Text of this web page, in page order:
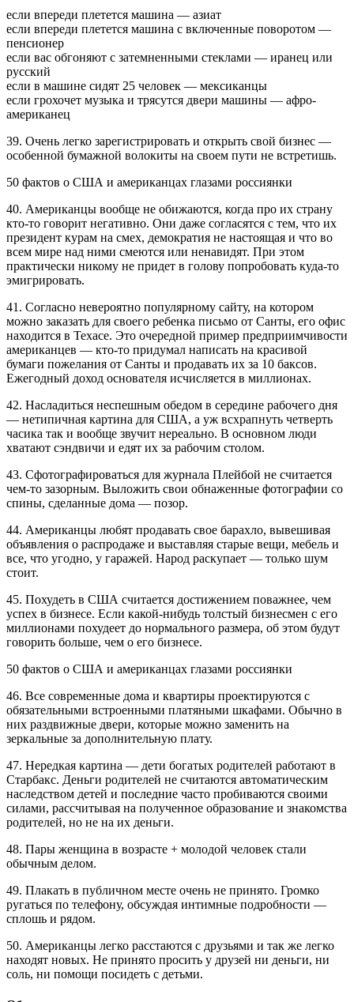
если впереди плетется машина — азиат
если впереди плетется машина с включенные поворотом —
пенсионер
если вас обгоняют с затемненными стеклами — иранец или
русский
если в машине сидят 25 человек — мексиканцы
если грохочет музыка и трясутся двери машины — афро-
американец
39. Очень легко зарегистрировать и открыть свой бизнес —
особенной бумажной волокиты на своем пути не встретишь.
50 фактов о США и американцах глазами россиянки
40. Американцы вообще не обижаются, когда про их страну
кто-то говорит негативно. Они даже согласятся с тем, что их
президент курам на смех, демократия не настоящая и что во
всем мире над ними смеются или ненавидят. При этом
практически никому не придет в голову попробовать куда-то
эмигрировать.
41. Согласно невероятно популярному сайту, на котором
можно заказать для своего ребенка письмо от Санты, его офис
находится в Техасе. Это очередной пример предприимчивости
американцев — кто-то придумал написать на красивой
бумаги пожелания от Санты и продавать их за 10 баксов.
Ежегодный доход основателя исчисляется в миллионах.
42. Насладиться неспешным обедом в середине рабочего дня
— нетипичная картина для США, а уж всхрапнуть четверть
часика так и вообще звучит нереально. В основном люди
хватают сэндвичи и едят их за рабочим столом.
43. Сфотографироваться для журнала Плейбой не считается
чем-то зазорным. Выложить свои обнаженные фотографии со
спины, сделанные дома — позор.
44. Американцы любят продавать свое барахло, вывешивая
объявления о распродаже и выставляя старые вещи, мебель и
все, что угодно, у гаражей. Народ раскупает — только шум
стоит.
45. Похудеть в США считается достижением поважнее, чем
успех в бизнесе. Если какой-нибудь толстый бизнесмен с его
миллионами похудеет до нормального размера, об этом будут
говорить больше, чем о его бизнесе.
50 фактов о США и американцах глазами россиянки
46. Все современные дома и квартиры проектируются с
обязательными встроенными платяными шкафами. Обычно в
них раздвижные двери, которые можно заменить на
зеркальные за дополнительную плату.
47. Нередкая картина — дети богатых родителей работают в
Старбакс. Деньги родителей не считаются автоматическим
наследством детей и последние часто пробиваются своими
силами, рассчитывая на полученное образование и знакомства
родителей, но не на их деньги.
48. Пары женщина в возрасте + молодой человек стали
обычным делом.
49. Плакать в публичном месте очень не принято. Громко
ругаться по телефону, обсуждая интимные подробности —
сплошь и рядом.
50. Американцы легко расстаются с друзьями и так же легко
находят новых. Не принято просить у друзей ни деньги, ни
соль, ни помощи посидеть с детьми.